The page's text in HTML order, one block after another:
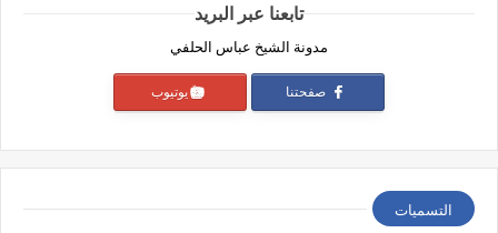
تابعنا عبر البريد
مدونة الشيخ عباس الحلفي
صفحتنا يوتيوب
التسميات